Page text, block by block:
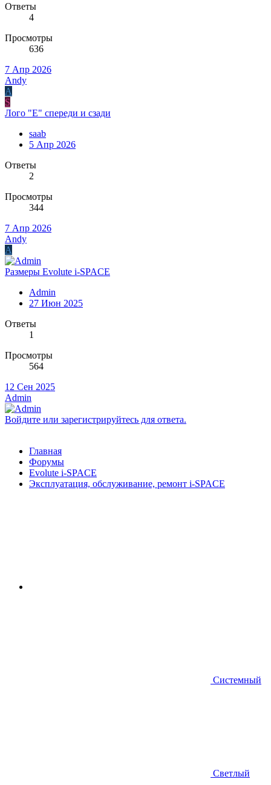
Ответы
4
Просмотры
636
7 Апр 2026
Andy
A
S
Лого "Е" спереди и сзади
saab
5 Апр 2026
Ответы
2
Просмотры
344
7 Апр 2026
Andy
A
Размеры Evolute i-SPACE
Admin
27 Июн 2025
Ответы
1
Просмотры
564
12 Сен 2025
Admin
Войдите или зарегистрируйтесь для ответа.
Главная
Форумы
Evolute i⁠-⁠SPACE
Эксплуатация, обслуживание, ремонт i-SPACE
Системный
Светлый